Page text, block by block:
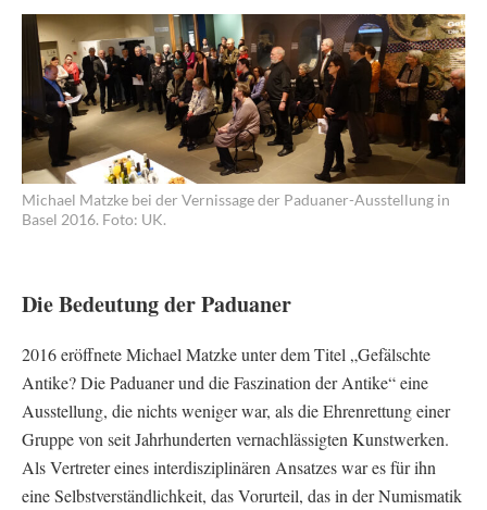
Michael Matzke bei der Vernissage der Paduaner-Ausstellung in
Basel 2016. Foto: UK.
Die Bedeutung der Paduaner
2016 eröffnete Michael Matzke unter dem Titel „Gefälschte
Antike? Die Paduaner und die Faszination der Antike“ eine
Ausstellung, die nichts weniger war, als die Ehrenrettung einer
Gruppe von seit Jahrhunderten vernachlässigten Kunstwerken.
Als Vertreter eines interdisziplinären Ansatzes war es für ihn
eine Selbstverständlichkeit, das Vorurteil, das in der Numismatik